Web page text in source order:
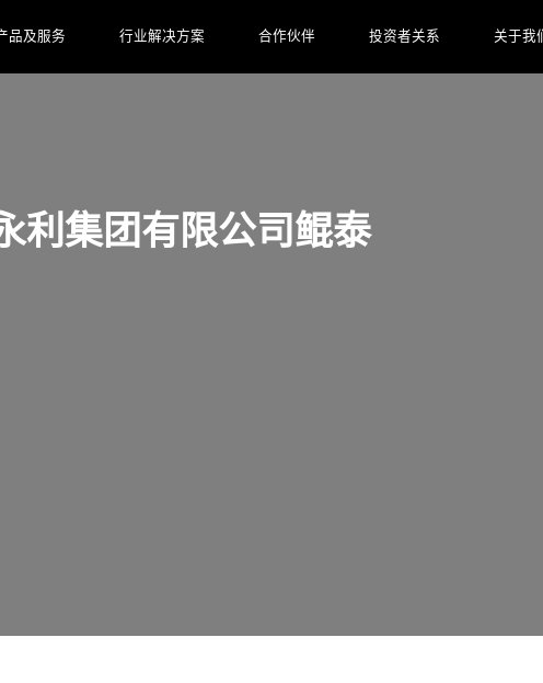
品及服务 行业解决方案 合作伙伴 投资者关系 关于我们
利集团有限公司鲲泰